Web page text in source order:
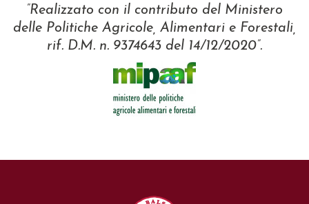
”Realizzato con il contributo del Ministero
delle Politiche Agricole, Alimentari e Forestali,
rif. D.M. n. 9374643 del 14/12/2020”.